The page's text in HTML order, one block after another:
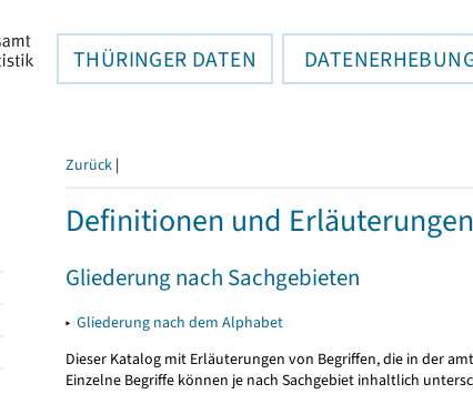
THÜRINGER DATEN
Zurück |
Definitionen und Erläuterungen
Gliederung nach Sachgebieten
▸ Gliederung nach dem Alphabet
Dieser Katalog mit Erläuterungen von Begriffen, die in der
Einzelne Begriffe können je nach Sachgebiet inhaltlich